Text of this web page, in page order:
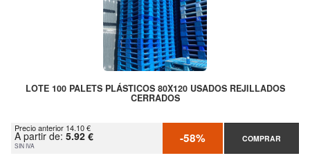
LOTE 100 PALETS PLÁSTICOS 80X120 USADOS REJILLADOS
CERRADOS
Precio anterior 14.10 €
A partir de: 5.92 €
SIN IVA -58% COMPRAR